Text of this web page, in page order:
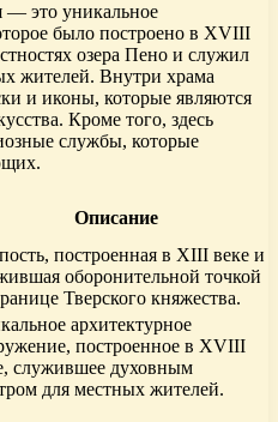
— это уникальное
было построено в XVIII
озера Пено и служил
жителей. Внутри храма
и иконы, которые являются
Кроме того, здесь
службы, которые
Описание
построенная в XIII веке и
оборонительной точкой
Тверского княжества.
архитектурное
построенное в XVIII
служившее духовным
для местных жителей.